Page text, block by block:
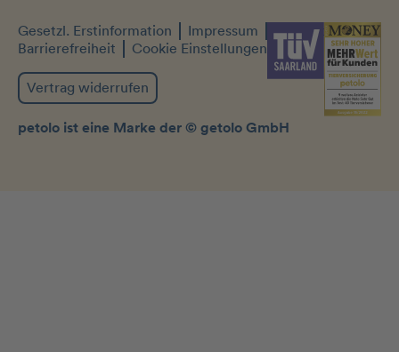
Gesetzl. Erstinformation Impressum
Datenschutz
Barrierefreiheit
Cookie Einstellungen
Vertrag widerrufen
petolo ist eine Marke der © getolo GmbH